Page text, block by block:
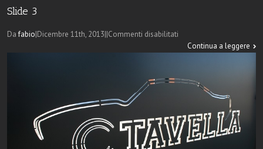
Slide 3
Dafabio|Dicembre 11th, 2013||Commenti disabilitati
SlideContinua a leggere